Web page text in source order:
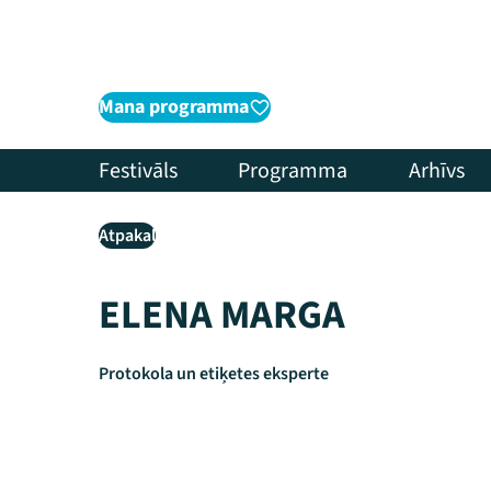
Mana programma
Festivāls Programma Arhīvs
Atpakaļ
ELENA MARGA
Protokola un etiķetes eksperte